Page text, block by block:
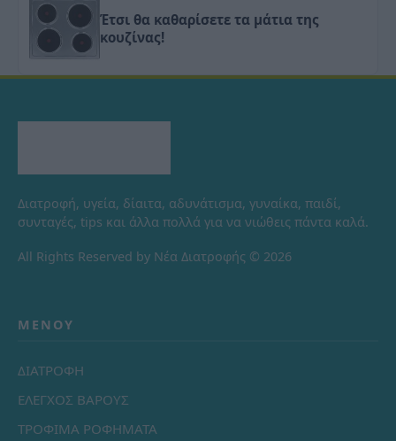
Έτσι θα καθαρίσετε τα μάτια της
κουζίνας!
Διατροφή, υγεία, δίαιτα, αδυνάτισμα, γυναίκα, παιδί,
συνταγές, tips και άλλα πολλά για να νιώθεις πάντα καλά.
All Rights Reserved by Νέα Διατροφής © 2026
ΜΕΝΟΎ
ΔΙΑΤΡΟΦΗ
ΕΛΕΓΧΟΣ ΒΑΡΟΥΣ
ΤΡΟΦΙΜΑ ΡΟΦΗΜΑΤΑ